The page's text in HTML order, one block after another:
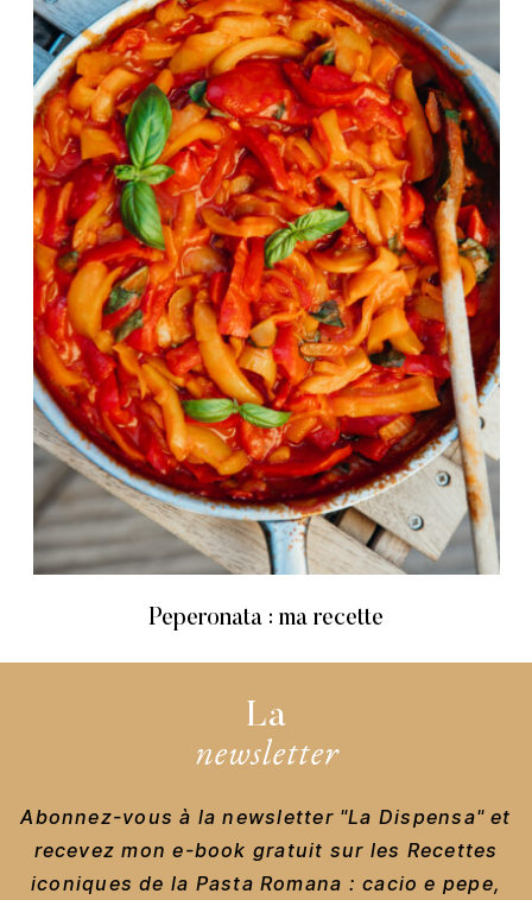
Peperonata : ma recette
La
newsletter
Abonnez-vous à la newsletter "La Dispensa" et
recevez mon e-book gratuit sur les Recettes
iconiques de la Pasta Romana : cacio e pepe,